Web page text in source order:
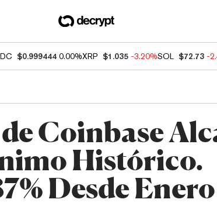
$0.999444 0.00%XRP $1.035 -3.20%SOL $72.73 -
Coinbase
Histórico.
Desde